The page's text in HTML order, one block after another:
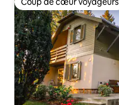
Coup de cœur voyageurs